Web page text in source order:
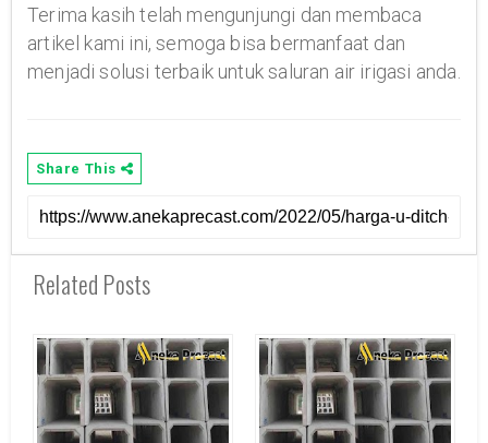
Terima kasih telah mengunjungi dan membaca
artikel kami ini, semoga bisa bermanfaat dan
menjadi solusi terbaik untuk saluran air irigasi anda.
Share This
Related Posts